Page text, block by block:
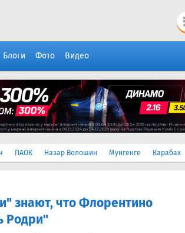
Блоги Фото Видео
ПАОК Назар Волошин Мунгенге Карабах
знают, что Флорентино
Родри"